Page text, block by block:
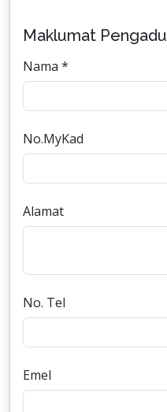
Maklumat Pengadu
Nama *
No.MyKad
Alamat
No. Tel
Emel